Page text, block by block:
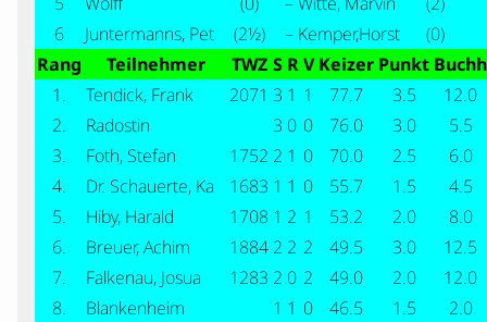
6
Juntermanns, Pet (2½) – Kemper,Horst
(0)
Rang
Teilnehmer TWZ S RV Keizer Punkt Buchh
1.
Tendick, Frank 2071 3 1 1 77.7 3.5
12.0
2.
Radostin 3 0 0 76.0 3.0
5.5
3.
Foth, Stefan 1752 2 1 0 70.0 2.5
6.0
4.
Dr. Schauerte, Ka 1683 1 1 0 55.7 1.5
4.5
5.
Hiby, Harald 1708 1 2 1 53.2 2.0
8.0
6.
Breuer, Achim 1884 2 2 2 49.5 3.0
12.5
7.
Falkenau, Josua 1283 2 0 2 49.0 2.0
12.0
8.
Blankenheim 1 1 0 46.5 1.5
2.0